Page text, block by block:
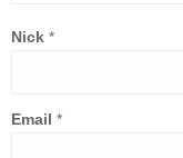
Nick *
Email *